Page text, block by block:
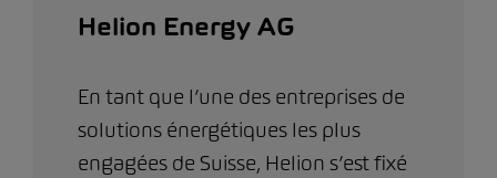
Helion Energy AG
En tant que l’une des entreprises de
solutions énergétiques les plus
engagées de Suisse, Helion s’est fixé